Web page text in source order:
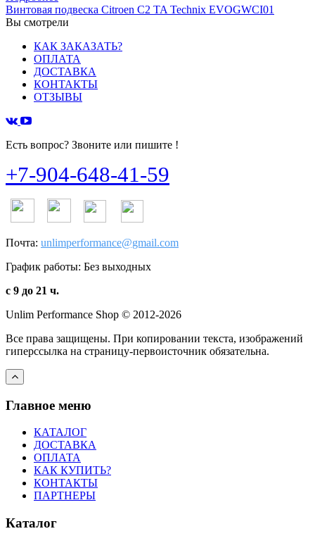
Винтовая подвеска Citroen C2 TA Technix EVOGWCI01
Вы смотрели
КАК ЗАКАЗАТЬ?
ОПЛАТА
ДОСТАВКА
КОНТАКТЫ
ОТЗЫВЫ
Есть вопрос? Звоните или пишите !
+7-904-648-41-59
Почта: unlimperformance@gmail.com
График работы: Без выходных
с 9 до 21 ч.
Unlim Performance Shop © 2012-2026
Все права защищены. При копировании текста, изображений
гиперссылка на страницу-первоисточник обязательна.
Главное меню
КАТАЛОГ
ДОСТАВКА
ОПЛАТА
КАК КУПИТЬ?
КОНТАКТЫ
ПАРТНЕРЫ
Каталог